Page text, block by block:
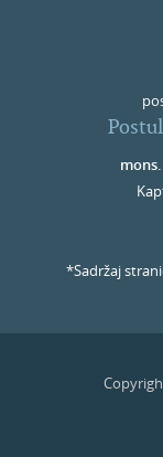
*Sadržaj